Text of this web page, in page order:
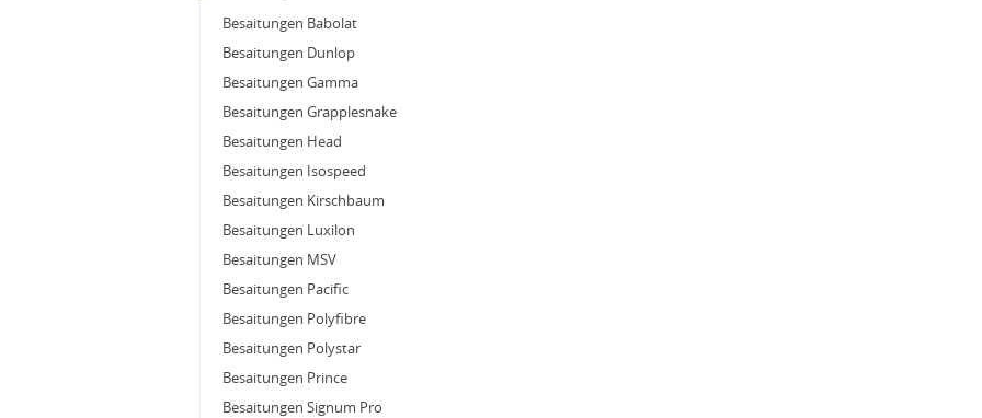
Besaitungen Babolat
Besaitungen Dunlop
Besaitungen Gamma
Besaitungen Grapplesnake
Besaitungen Head
Besaitungen Isospeed
Besaitungen Kirschbaum
Besaitungen Luxilon
Besaitungen MSV
Besaitungen Pacific
Besaitungen Polyfibre
Besaitungen Polystar
Besaitungen Prince
Besaitungen Signum Pro